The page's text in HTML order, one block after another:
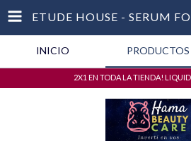
INICIO PRODUCTOS
2X1 EN TODA LA TIENDA!